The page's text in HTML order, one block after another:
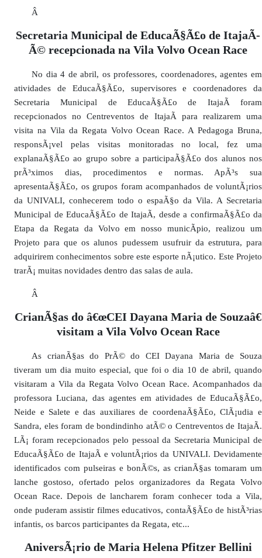
Â
Secretaria Municipal de EducaÃ§Ã£o de ItajaÃ­
Ã© recepcionada na Vila Volvo Ocean Race
No dia 4 de abril, os professores, coordenadores, agentes em
atividades de EducaÃ§Ã£o, supervisores e coordenadores da
Secretaria Municipal de EducaÃ§Ã£o de ItajaÃ­ foram
recepcionados no Centreventos de ItajaÃ­ para realizarem uma
visita na Vila da Regata Volvo Ocean Race. A Pedagoga Bruna,
responsÃ¡vel pelas visitas monitoradas no local, fez uma
explanaÃ§Ã£o ao grupo sobre a participaÃ§Ã£o dos alunos nos
prÃ³ximos dias, procedimentos e normas. ApÃ³s sua
apresentaÃ§Ã£o, os grupos foram acompanhados de voluntÃ¡rios
da UNIVALI, conhecerem todo o espaÃ§o da Vila. A Secretaria
Municipal de EducaÃ§Ã£o de ItajaÃ­, desde a confirmaÃ§Ã£o da
Etapa da Regata da Volvo em nosso municÃ­pio, realizou um
Projeto para que os alunos pudessem usufruir da estrutura, para
adquirirem conhecimentos sobre este esporte nÃ¡utico. Este Projeto
trarÃ¡ muitas novidades dentro das salas de aula.
Â
CrianÃ§as do â€œCEI Dayana Maria de Souzaâ€
visitam a Vila Volvo Ocean Race
As crianÃ§as do PrÃ© do CEI Dayana Maria de Souza
tiveram um dia muito especial, que foi o dia 10 de abril, quando
visitaram a Vila da Regata Volvo Ocean Race. Acompanhados da
professora Luciana, das agentes em atividades de EducaÃ§Ã£o,
Neide e Salete e das auxiliares de coordenaÃ§Ã£o, ClÃ¡udia e
Sandra, eles foram de bondindinho atÃ© o Centreventos de ItajaÃ­.
LÃ¡ foram recepcionados pelo pessoal da Secretaria Municipal de
EducaÃ§Ã£o de ItajaÃ­ e voluntÃ¡rios da UNIVALI. Devidamente
identificados com pulseiras e bonÃ©s, as crianÃ§as tomaram um
lanche gostoso, ofertado pelos organizadores da Regata Volvo
Ocean Race. Depois de lancharem foram conhecer toda a Vila,
onde puderam assistir filmes educativos, contaÃ§Ã£o de histÃ³rias
infantis, os barcos participantes da Regata, etc...
AniversÃ¡rio de Maria Helena Pfitzer Bellini